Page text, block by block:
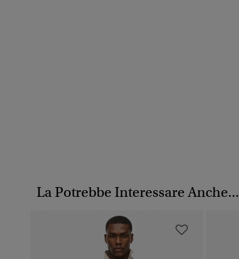
La Potrebbe Interessare Anche...